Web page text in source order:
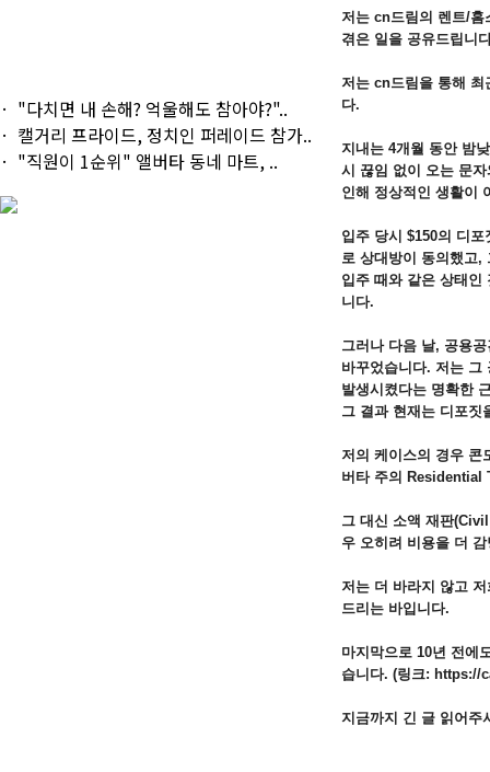
"다치면 내 손해? 억울해도 참아야?"..
캘거리 프라이드, 정치인 퍼레이드 참가..
"직원이 1순위" 앨버타 동네 마트, ..
저는 cn드림의 렌트/
겪은 일을 공유드립니
저는 cn드림을 통해
다.
지내는 4개월 동안 밤
시 끊임 없이 오는 문
인해 정상적인 생활이
입주 당시 $150의 디
로 상대방이 동의했고,
입주 때와 같은 상태인
니다.
그러나 다음 날, 공용
바꾸었습니다. 저는 그
발생시켰다는 명확한
그 결과 현재는 디포짓
저의 케이스의 경우
버타 주의 Residential
그 대신 소액 재판
우 오히려 비용을 더
저는 더 바라지 않고
드리는 바입니다.
마지막으로 10년 전에
습니다. (링크: https://
지금까지 긴 글 읽어주